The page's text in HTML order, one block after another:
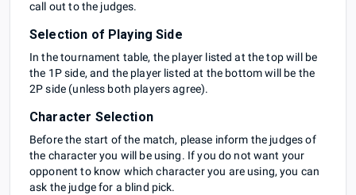
call out to the judges.
Selection of Playing Side
In the tournament table, the player listed at the top will be
the 1P side, and the player listed at the bottom will be the
2P side (unless both players agree).
Character Selection
Before the start of the match, please inform the judges of
the character you will be using. If you do not want your
opponent to know which character you are using, you can
ask the judge for a blind pick.